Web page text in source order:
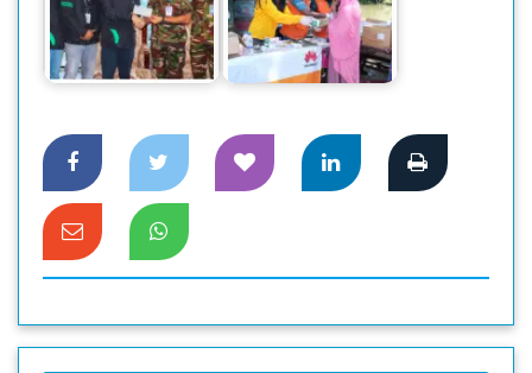
বন্যায় ক্ষতিগ্রস্ত ২,৫০০+
পরিবারকে সহায়তা
করতে…
বন্যায় ক্ষতিগ্রস্তদের
চিকিৎসা ও পুনর্বাসন
সহায়তা…